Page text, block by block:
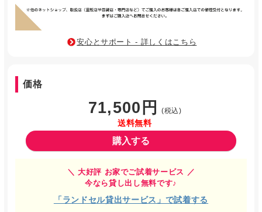
安心とサポート - 詳しくはこちら
価格
71,500円 (税込)
送料無料
購入する
＼ 大好評 お家でご試着サービス ／
今なら貸し出し無料です♪
「ランドセル貸出サービス」で試着する